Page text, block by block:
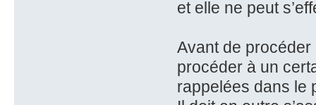
et elle ne peut
Avant de
procéder à un
rappelées dans le